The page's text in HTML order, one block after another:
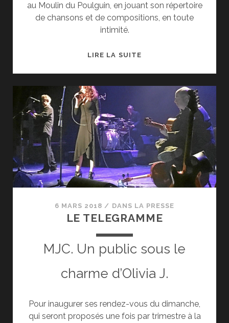
au Moulin du Poulguin, en jouant son répertoire
de chansons et de compositions, en toute
intimité.
LIRE LA SUITEOUEST
6 MARS 2018 / DANS LA PRESSE
LE TELEGRAMME
MJC. Un public sous le
charme d’Olivia J.
Pour inaugurer ses rendez-vous du dimanche,
qui seront proposés une fois par trimestre à la